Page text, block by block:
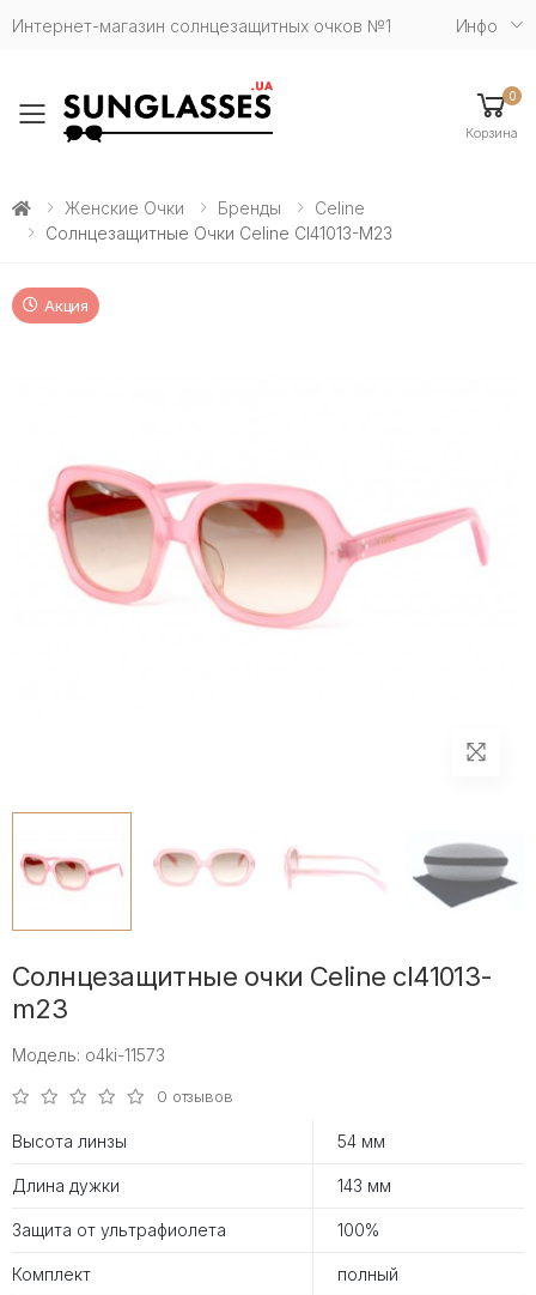
Интернет-магазин солнцезащитных очков №1 Инфо
Toggle mobile menu
0
Корзина
Женские Очки Бренды
Celine
Солнцезащитные Очки Celine Cl41013-M23
Акция
Солнцезащитные очки Celine cl41013-
m23
Модель: o4ki-11573
0 отзывов
Высота линзы 54 мм
Длина дужки 143 мм
Защита от ультрафиолета 100%
Комплект полный